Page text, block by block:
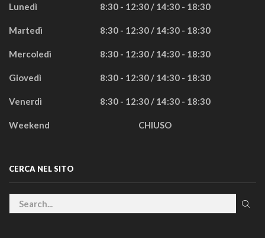
Lunedì 8:30 - 12:30 / 14:30 - 18:30
Martedì 8:30 - 12:30 / 14:30 - 18:30
Mercoledì 8:30 - 12:30 / 14:30 - 18:30
Giovedì 8:30 - 12:30 / 14:30 - 18:30
Venerdì 8:30 - 12:30 / 14:30 - 18:30
Weekend CHIUSO
CERCA NEL SITO